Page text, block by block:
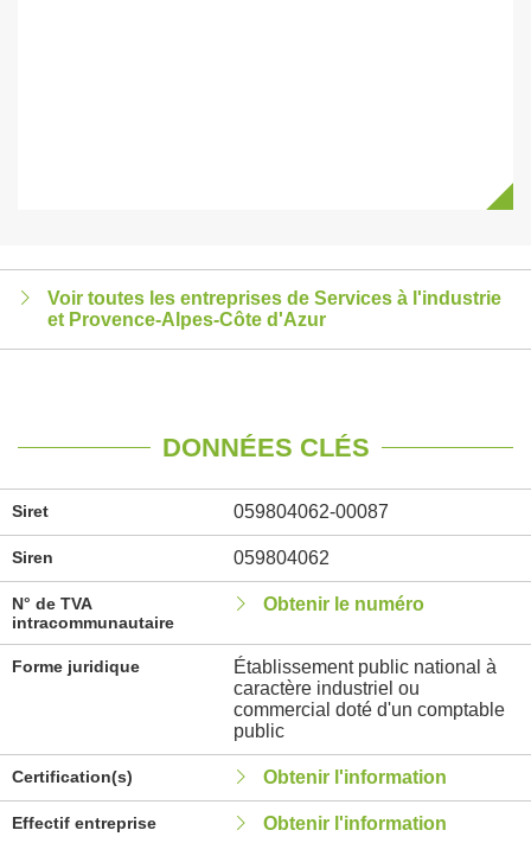
Voir toutes les entreprises de Services à l'industrie
et Provence-Alpes-Côte d'Azur
DONNÉES CLÉS
Siret 059804062-00087
Siren 059804062
N° de TVA
intracommunautaire
Obtenir le numéro
Forme juridique
Établissement public national à
caractère industriel ou
commercial doté d'un comptable
public
Certification(s) Obtenir l'information
Effectif entreprise Obtenir l'information